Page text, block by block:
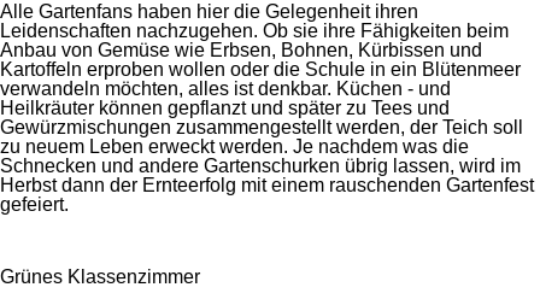
Alle Gartenfans haben hier die Gelegenheit ihren
Leidenschaften nachzugehen. Ob sie ihre Fähigkeiten beim
Anbau von Gemüse wie Erbsen, Bohnen, Kürbissen und
Kartoffeln erproben wollen oder die Schule in ein Blütenmeer
verwandeln möchten, alles ist denkbar. Küchen - und
Heilkräuter können gepflanzt und später zu Tees und
Gewürzmischungen zusammengestellt werden, der Teich soll
zu neuem Leben erweckt werden. Je nachdem was die
Schnecken und andere Gartenschurken übrig lassen, wird im
Herbst dann der Ernteerfolg mit einem rauschenden Gartenfest
gefeiert.
Grünes Klassenzimmer